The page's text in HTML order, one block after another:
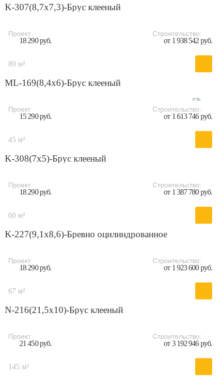
K-307(8,7x7,3)-Брус клееный
Проект
18 290 руб.
Строительство:
от 1 938 542 руб.
89 м²
ML-169(8,4x6)-Брус клееный
Проект
15 290 руб.
Строительство:
от 1 613 746 руб.
45 м²
K-308(7x5)-Брус клееный
Проект
18 290 руб.
Строительство:
от 1 387 780 руб.
60 м²
K-227(9,1x8,6)-Бревно оцилиндрованное
Проект
18 290 руб.
Строительство:
от 1 923 600 руб.
67 м²
N-216(21,5x10)-Брус клееный
Проект
21 450 руб.
Строительство:
от 3 192 946 руб.
145 м²